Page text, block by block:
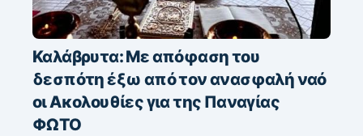
Καλάβρυτα: Με απόφαση του
δεσπότη έξω από τον ανασφαλή ναό
οι Ακολουθίες για της Παναγίας
ΦΩΤΟ